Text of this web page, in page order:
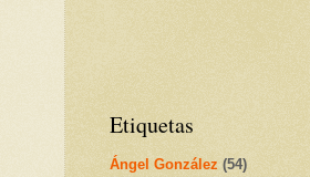
Etiquetas
Ángel González (54)